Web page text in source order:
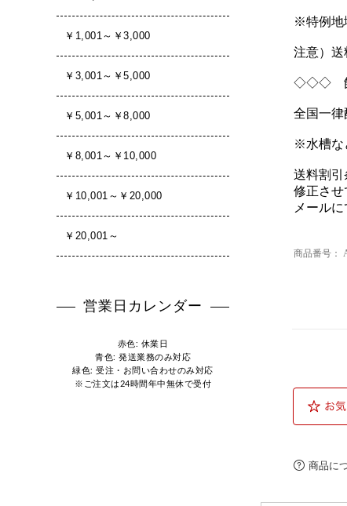
※特例地
注意）送
◇◇◇ 飼
全国一
※水槽な
送料割引
修正させ
メール
商品番号：
商品に